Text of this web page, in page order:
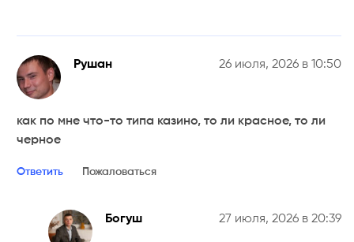
Рушан 26 июля, 2026 в 10:50
как по мне что-то типа казино, то ли красное, то ли
черное
Ответить Пожаловаться
Богуш 27 июля, 2026 в 20:39